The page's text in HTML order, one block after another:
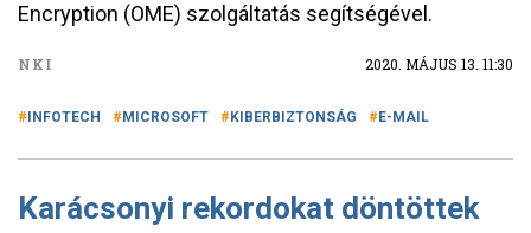
Encryption (OME) szolgáltatás segítségével.
NKI 2020. MÁJUS 13. 11:30
INFOTECH MICROSOFT KIBERBIZTONSÁG E-MAIL
Karácsonyi rekordokat döntöttek